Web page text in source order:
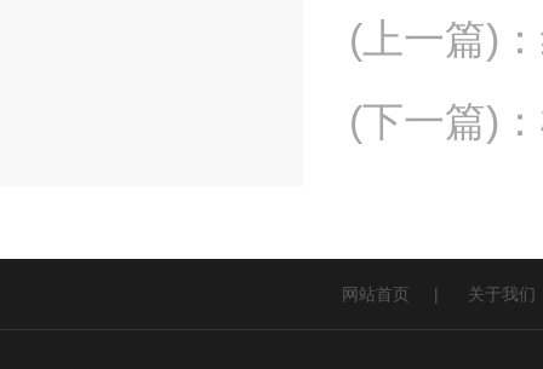
(上一篇) ：
(下一篇) ：
网站首页 | 关于我们